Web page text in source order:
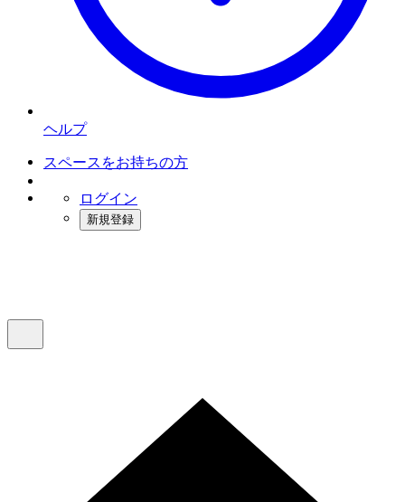
ヘルプ
スペースをお持ちの方
ログイン
新規登録